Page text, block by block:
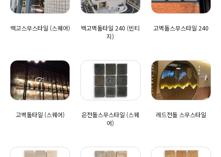
백고스무스타일 (스퀘어)
백고벽돌타일 240 (빈티
지)
고벽돌스무스타일 240
고벽돌타일 (스퀘어)
은전돌스무스타일 (스퀘
어)
레드전돌 스무스타일